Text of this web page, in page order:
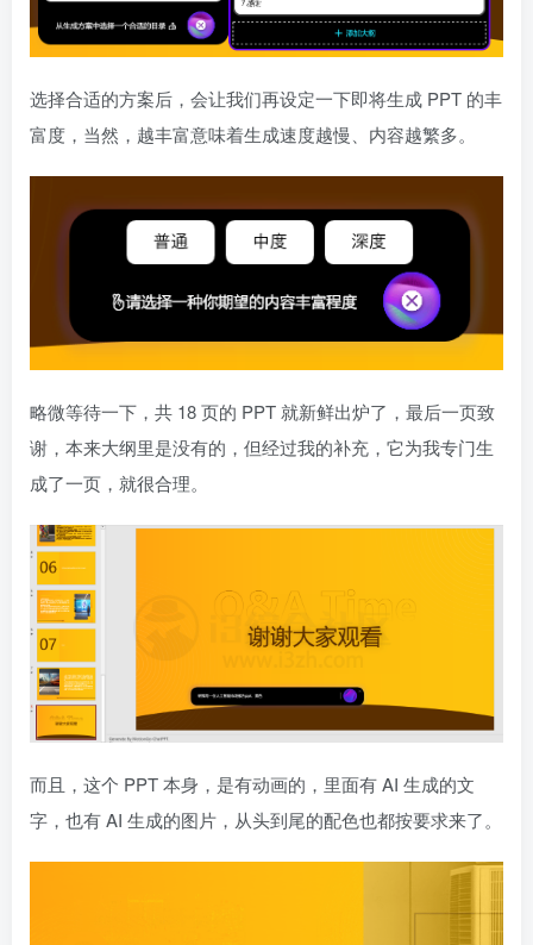
选择合适的方案后，会让我们再设定一下即将生成 PPT 的丰
富度，当然，越丰富意味着生成速度越慢、内容越繁多。
略微等待一下，共 18 页的 PPT 就新鲜出炉了，最后一页致
谢，本来大纲里是没有的，但经过我的补充，它为我专门生
成了一页，就很合理。
而且，这个 PPT 本身，是有动画的，里面有 AI 生成的文
字，也有 AI 生成的图片，从头到尾的配色也都按要求来了。